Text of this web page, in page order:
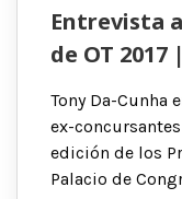
Entrevista
de OT
Tony Da-Cunha
ex-
edición de los
Palacio de